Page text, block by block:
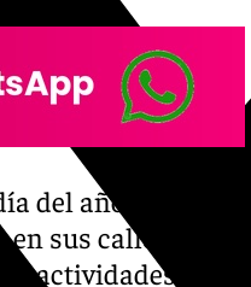
del año, pero en
sus calles y por
actividades, es